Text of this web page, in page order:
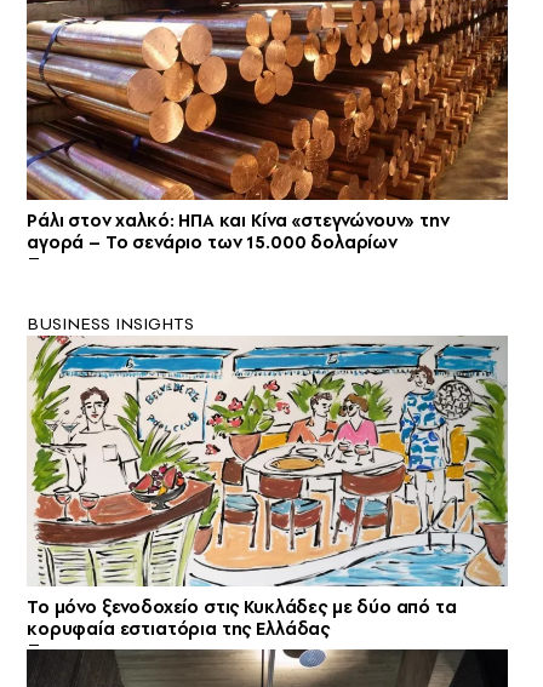
Ράλι στον χαλκό: ΗΠΑ και Κίνα «στεγνώνουν» την
αγορά – Το σενάριο των 15.000 δολαρίων
BUSINESS INSIGHTS
Το μόνο ξενοδοχείο στις Κυκλάδες με δύο από τα
κορυφαία εστιατόρια της Ελλάδας